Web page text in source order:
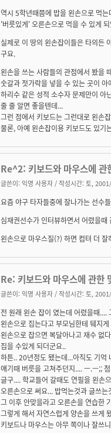
역시 5학년때쯤에 밥을 왼손으로 먹
'버릇있게' 오른손으로 먹을 수 있게
실제로 이 땅의 왼손잡이들은 타의든
구요.
왼손을 쓰는 사람들의 관점에서 봤을
숫갈과 젓가락을 넣을 수 있는 곳이
하리수 같은 성적 소수자 문제만이 아
줄 줄 알면 좋을텐데...
그런 점에서 키보드는 그런대로 왼손
물론, 아예 왼손잡이용 키보드도 있기
Re^2: 키보드와 마우스에 관
글쓴이: 익명 사용자 / 작성시간: 토,
요즘 야구 타자들중에 잘나가는 선수
심재권선수가 인터뷰하면서 어렸을
왼손으로 마우스질(?) 하면 컴텨 더 잘
Re: 키보드와 마우스에 관한
글쓴이: 익명 사용자 / 작성시간: 토,
전 원래 왼손 잡이 였는데 어렸을때....
왼손으로 집는다고 부모님한테 뒈지
왼손으로 잡으면 복달아나고 재수 없
집을 수있게 되더군요..
하튼.. 20년정도 됐는데...아직도 기억
얘기때 버릇을 고쳐주던지.... ㅡ.ㅡ;;
글구.... 학교들어 갈때도 연필을 왼손
오른손으로 써요... 밥먹는것과 글쓰
그 이후 안맞을라고 오른손을 연습한
그렇게 해서 자연스럽게 양손을 쓰게
키보드나 마우스는 아무 쪽이나 잘쓰